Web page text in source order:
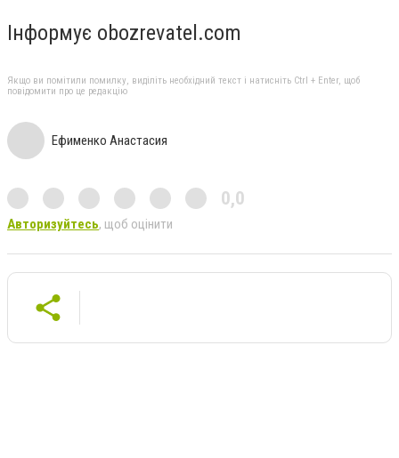
Інформує obozrevatel.com
Якщо ви помітили помилку, виділіть необхідний текст і натисніть Ctrl + Enter, щоб
повідомити про це редакцію
Ефименко Анастасия
0,0
Авторизуйтесь, щоб оцінити